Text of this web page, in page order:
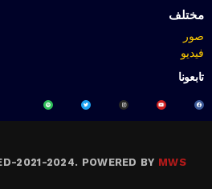
مختلف
صور
فيديو
تابعونا
2021-2024. POWERED BY MWS